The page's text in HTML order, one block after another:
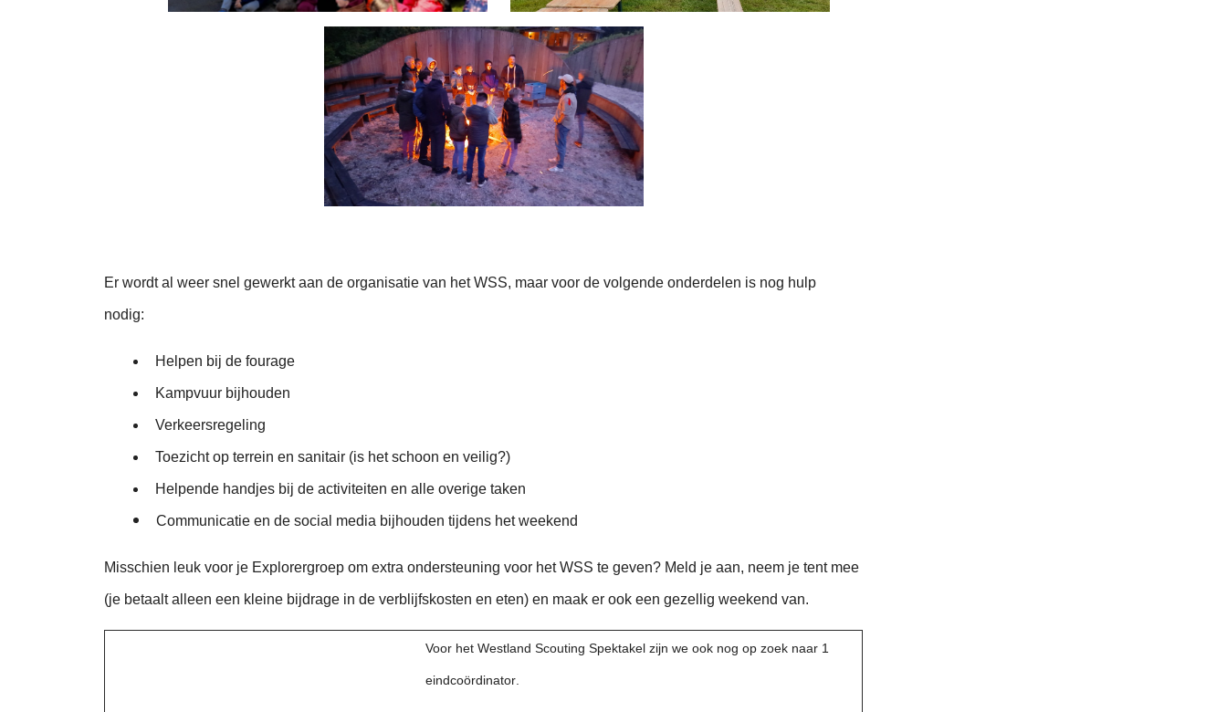
Er wordt al weer snel gewerkt aan de organisatie van het WSS, maar voor de volgende onderdelen is nog hulp
nodig:
Helpen bij de fourage
Kampvuur bijhouden
Verkeersregeling
Toezicht op terrein en sanitair (is het schoon en veilig?)
Helpende handjes bij de activiteiten en alle overige taken
Communicatie en de social media bijhouden tijdens het weekend
Misschien leuk voor je Explorergroep om extra ondersteuning voor het WSS te geven? Meld je aan, neem je tent mee
(je betaalt alleen een kleine bijdrage in de verblijfskosten en eten) en maak er ook een gezellig weekend van.
Voor het Westland Scouting Spektakel zijn we ook nog op zoek naar 1
eindcoördinator